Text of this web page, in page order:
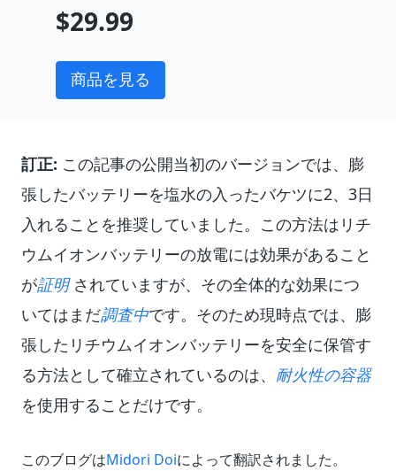
7).
$29.99
商品を見る
訂正: この記事の公開当初のバージョンでは、膨
張したバッテリーを塩水の入ったバケツに2、3日
入れることを推奨していました。この方法はリチ
ウムイオンバッテリーの放電には効果があること
が証明 されていますが、その全体的な効果につ
いてはまだ調査中です。そのため現時点では、膨
張したリチウムイオンバッテリーを安全に保管す
る方法として確立されているのは、 耐火性の容器
を使用することだけです。
このブログはMidori Doiによって翻訳されました。